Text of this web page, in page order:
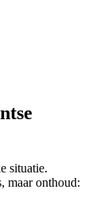
situatie.
maar onthoud: